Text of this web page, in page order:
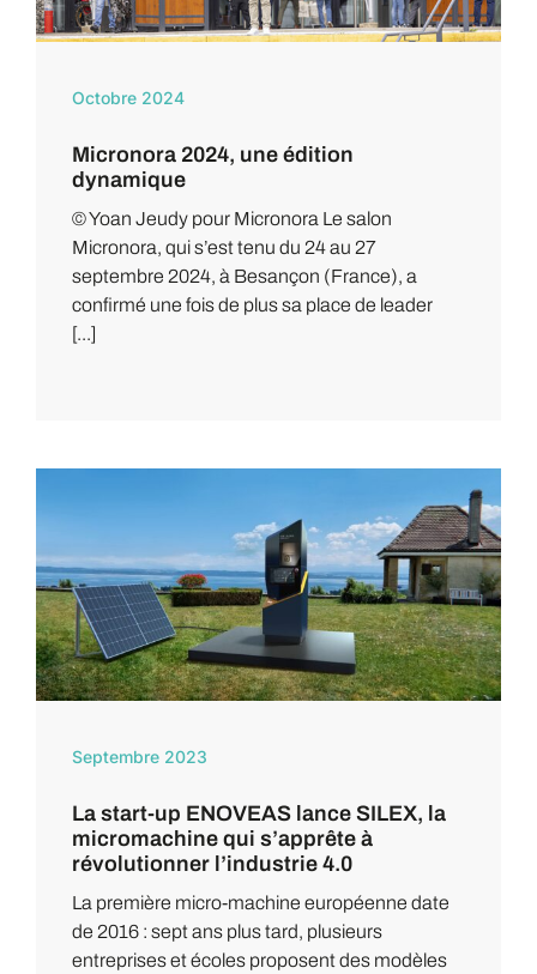
Octobre 2024
Micronora 2024, une édition
dynamique
© Yoan Jeudy pour Micronora Le salon
Micronora, qui s’est tenu du 24 au 27
septembre 2024, à Besançon (France), a
confirmé une fois de plus sa place de leader
[...]
Septembre 2023
La start-up ENOVEAS lance SILEX, la
micromachine qui s’apprête à
révolutionner l’industrie 4.0
La première micro-machine européenne date
de 2016 : sept ans plus tard, plusieurs
entreprises et écoles proposent des modèles